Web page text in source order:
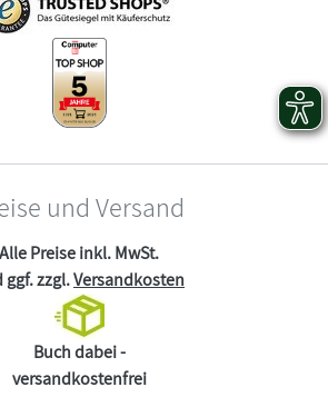
und Versand
Alle Preise inkl. MwSt.
ggf. zzgl.Versandkosten
Buch dabei -
versandkostenfrei